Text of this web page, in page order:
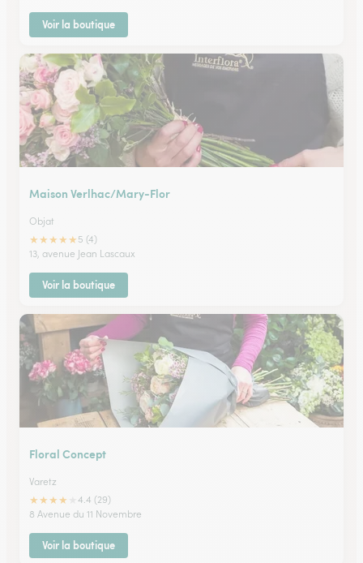
Voir la boutique
Maison Verlhac/Mary-Flor
Objat
★★★★★ 5 (4)
13, avenue Jean Lascaux
Voir la boutique
Floral Concept
Varetz
★★★★
4.4 (29)
8 Avenue du 11 Novembre
Voir la boutique